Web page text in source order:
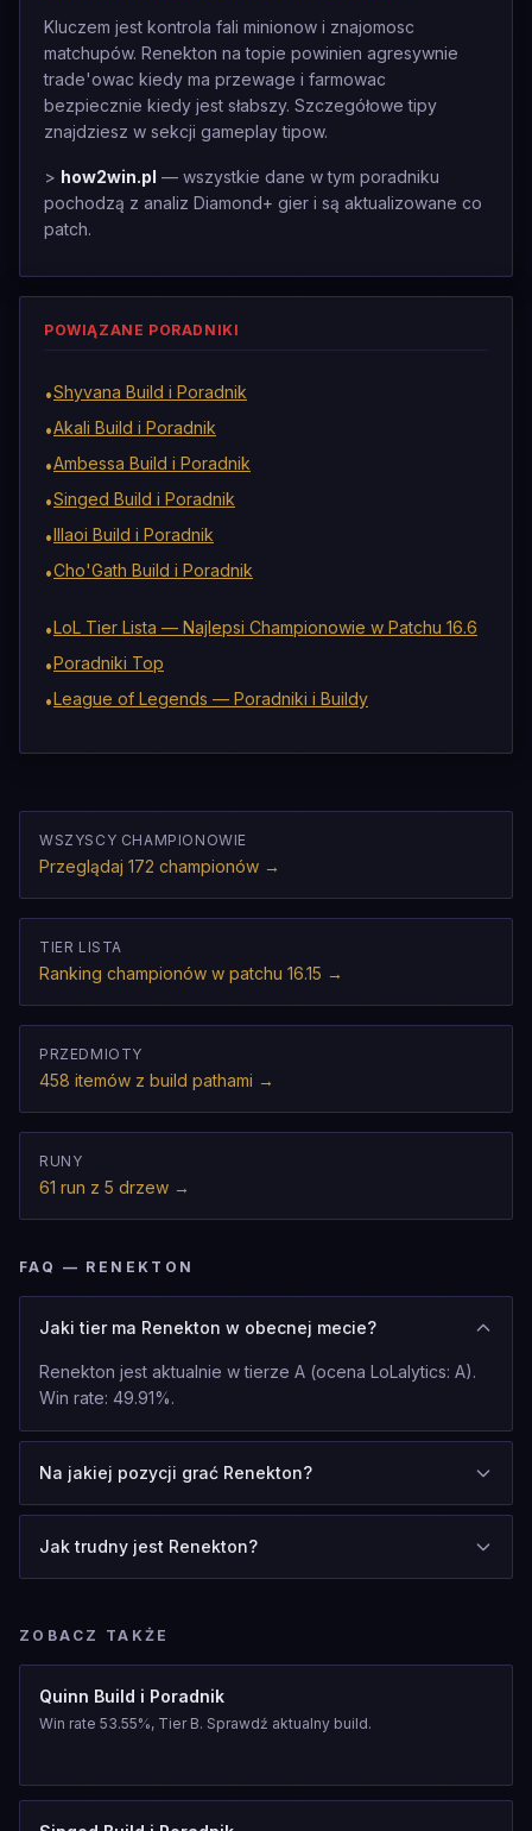
Kluczem jest kontrola fali minionow i znajomosc
matchupów. Renekton na topie powinien agresywnie
trade'owac kiedy ma przewage i farmowac
bezpiecznie kiedy jest słabszy. Szczegółowe tipy
znajdziesz w sekcji gameplay tipow.
> how2win.pl — wszystkie dane w tym poradniku
pochodzą z analiz Diamond+ gier i są aktualizowane co
patch.
POWIĄZANE PORADNIKI
•Shyvana Build i Poradnik
•Akali Build i Poradnik
•Ambessa Build i Poradnik
•Singed Build i Poradnik
•Illaoi Build i Poradnik
•Cho'Gath Build i Poradnik
•LoL Tier Lista — Najlepsi Championowie w Patchu 16.6
•Poradniki Top
•League of Legends — Poradniki i Buildy
WSZYSCY CHAMPIONOWIE
Przeglądaj 172 championów →
TIER LISTA
Ranking championów w patchu 16.15 →
PRZEDMIOTY
458 itemów z build pathami →
RUNY
61 run z 5 drzew →
FAQ — RENEKTON
Jaki tier ma Renekton w obecnej mecie?
Renekton jest aktualnie w tierze A (ocena LoLalytics: A).
Win rate: 49.91%.
Na jakiej pozycji grać Renekton?
Jak trudny jest Renekton?
ZOBACZ TAKŻE
Quinn Build i Poradnik
Win rate 53.55%, Tier B. Sprawdź aktualny build.